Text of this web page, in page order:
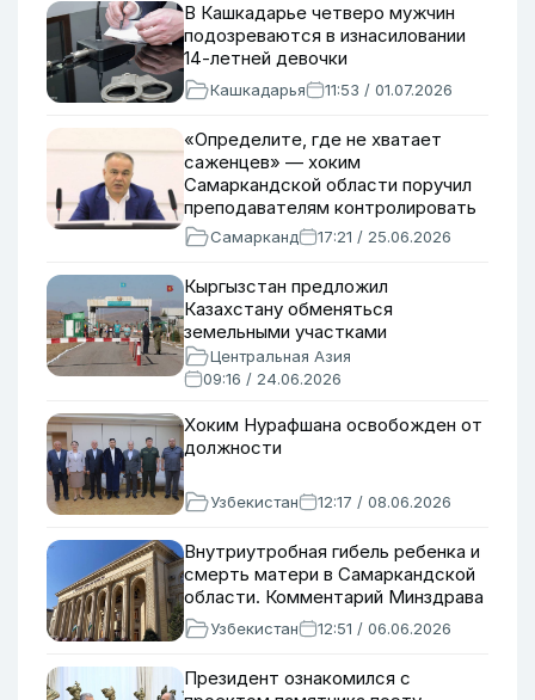
В Кашкадарье четверо мужчин
подозреваются в изнасиловании
14-летней девочки
Кашкадарья 11:53 / 01.07.2026
«Определите, где не хватает
саженцев» — хоким
Самаркандской области поручил
преподавателям контролировать
улицыСамарканд 17:21 / 25.06.2026
Кыргызстан предложил
Казахстану обменяться
земельными участками
Центральная Азия
09:16 / 24.06.2026
Хоким Нурафшана освобожден от
должности
Узбекистан 12:17 / 08.06.2026
Внутриутробная гибель ребенка и
смерть матери в Самаркандской
области. Комментарий Минздрава
Узбекистан 12:51 / 06.06.2026
Президент ознакомился с